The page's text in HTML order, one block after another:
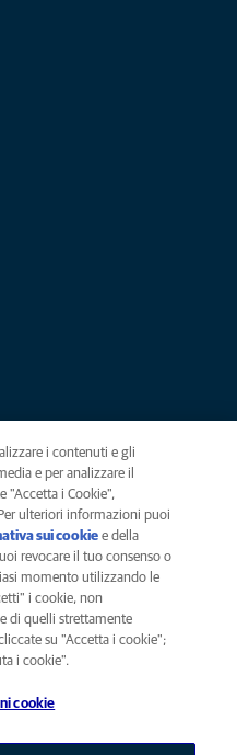
i contenuti e gli
e per analizzare il
"Accetta i Cookie",
ulteriori informazioni puoi
sui cookie (opens in a new
tab)
e della
in a new tab)
revocare il tuo consenso o
momento utilizzando le
i cookie, non
di quelli strettamente
su "Accetta i cookie";
i cookie".
cookie